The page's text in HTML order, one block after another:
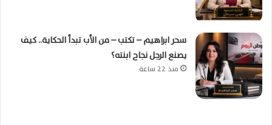
سحر ابراهيم – تكتب – من الأب تبدأ الحكاية.. كيف
يصنع الرجل نجاح ابنته؟
منذ 22 ساعة